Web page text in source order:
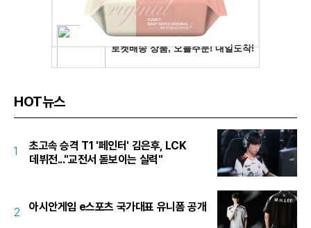
HOT뉴스
1
초고속 승격 T1 '페인터' 김은후, LCK
데뷔전..."교전서 돋보이는 실력"
2 아시안게임 e스포츠 국가대표 유니폼 공개